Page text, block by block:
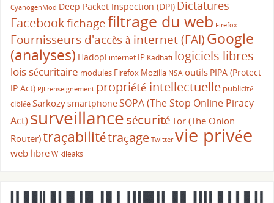
CyanogenMod Deep Packet Inspection (DPI) Dictatures
Facebookfichagefiltrage du web Firefox
Fournisseurs d'accès à internet (FAI)Google
(analyses) Hadopi internet IP Kadhafi logiciels libres
lois sécuritaire modules Firefox Mozilla NSA outils PIPA (Protect
IP Act) PJLrenseignement propriété intellectuelle publicité
cibléeSarkozysmartphoneSOPA (The Stop Online Piracy
Act) surveillancesécuritéTor (The Onion
Router)traçabilitétraçage Twitter vie privée
web libreWikileaks